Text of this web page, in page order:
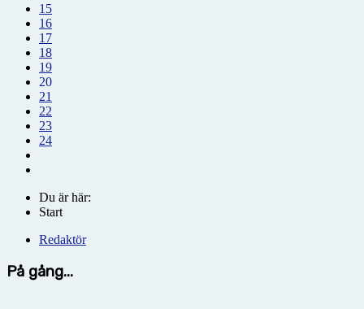
15
16
17
18
19
20
21
22
23
24
Du är här:
Start
Redaktör
På gång...